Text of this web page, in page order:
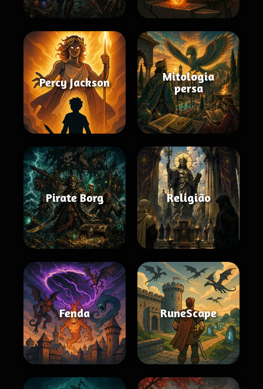
Percy Jackson
Mitologia
persa
Pirate Borg Religião
Fenda RuneScape